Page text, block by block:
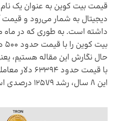
قیمت بیت کوین به عنوان یک
دیجیتال به شمار می‌رود و قیمت
با قیمت حدود
این 8 سال، رشد 12579 درصدی است.